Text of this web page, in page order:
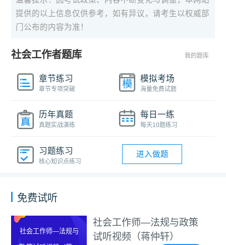
提供的以上信息仅供参考，如有异议，请考生以权威部
门公布的内容为准！
社会工作者题库 我的题库
章节练习
章节专项突破
模拟考场
海量免费试题
历年真题
真题实战演练
每日一练
每天10题练习
习题练习
核心知识点练习
进入做题
免费试听
规与政策
轩）
社会工作师—实务试
社会工作师
频（孟会青